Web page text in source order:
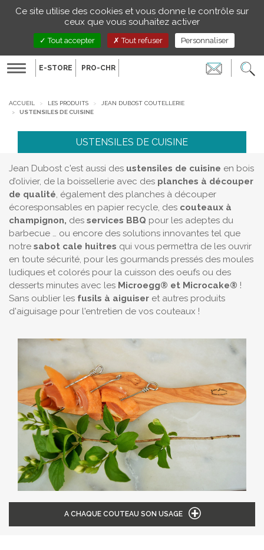
Toggle
FR
E-STORE PRO-CHR
ACCUEIL LES PRODUITS
JEAN DUBOST COUTELLERIE
USTENSILES DE CUISINE
USTENSILES DE CUISINE
Jean Dubost c'est aussi des ustensiles de cuisine en bois
d’olivier, de la boissellerie avec des planches à découper
de qualité, également des planches à découper
écoresponsables en papier recycle, des couteaux à
champignon, des services BBQ pour les adeptes du
barbecue … ou encore des solutions innovantes tel que
notre sabot cale huitres qui vous permettra de les ouvrir
en toute sécurité, pour les gourmands pressés des moules
ludiques et colorés pour la cuisson des oeufs ou des
desserts minutes avec les Microegg® et Microcake® !
Sans oublier les fusils à aiguiser et autres produits
d'aiguisage pour l'entretien de vos couteaux !
A CHAQUE COUTEAU SON USAGE
Gestion de vos préférences sur les cookies
Ce site utilise des cookies et vous donne le contrôle sur
ceux que vous souhaitez activer
Tout accepter Tout refuser Personnaliser